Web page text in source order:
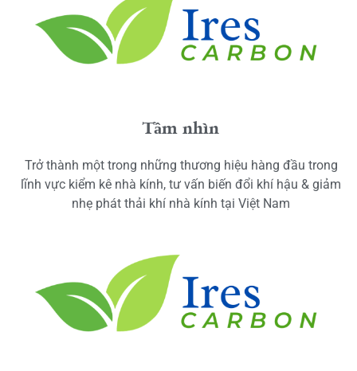
Tầm nhìn
Trở thành một trong những thương hiệu hàng đầu trong
lĩnh vực kiểm kê nhà kính, tư vấn biến đổi khí hậu & giảm
nhẹ phát thải khí nhà kính tại Việt Nam